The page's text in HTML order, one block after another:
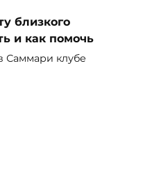
близкого
и как помочь
Саммари клубе